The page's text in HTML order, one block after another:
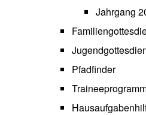
Jahrgang
Pfadfinder(opens